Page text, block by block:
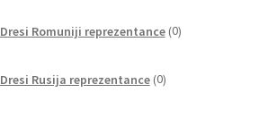
Dresi Romuniji reprezentance 0izdelkov
Dresi Rusija reprezentance 0izdelkov